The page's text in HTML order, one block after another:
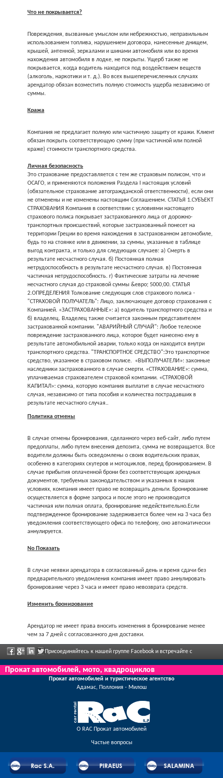
Что не покрывается?
Повреждения, вызванные умыслом или небрежностью, неправильным
использованием топлива, нарушением договора, нанесенные днищем,
крышей, антенной, зеркалами и шинами автомобиля или во время
нахождения автомобиля в лодке, не покрыты. Ущерб также не
покрывается, когда водитель находится под воздействием веществ
(алкоголь, наркотики и т. д.). Во всех вышеперечисленных случаях
арендатор обязан возместить полную стоимость ущерба независимо от
суммы.
Кража
Компания не предлагает полную или частичную защиту от кражи. Клиент
обязан покрыть соответствующую сумму (при частичной или полной
краже) стоимости транспортного средства.
Личная безопасность
Это страхование предоставляется с тем же страховым полисом, что и
ОСАГО, и применяются положения Раздела I настоящих условий
(обязательное страхование автогражданской ответственности), если они
не отменены и не изменены настоящим Соглашением. СТАТЬЯ 1.СУБЪЕКТ
СТРАХОВАНИЯ Компания в соответствии с условиями настоящего
страхового полиса покрывает застрахованного лица от дорожно-
транспортных происшествий, которые застрахованный понесет на
территории Греции во время нахождения в застрахованном автомобиле,
будь то на стоянке или в движении, за суммы, указанные в таблице
выгод контракта, и только для следующих случаев: а) Смерть в
результате несчастного случая. б) Постоянная полная
нетрудоспособность в результате несчастного случая. в) Постоянная
частичная нетрудоспособность. г) Фактические затраты на лечение
несчастного случая до страховой суммы &евро; 5000,00. СТАТЬЯ
2.ОПРЕДЕЛЕНИЯ Толкование следующих слов страхового полиса -
"СТРАХОВОЙ ПОЛУЧАТЕЛЬ": Лицо, заключающее договор страхования с
Компанией. «ЗАСТРАХОВАННЫЕ»: а) водитель транспортного средства и
б) владелец. Владелец также считается законным представителем
застрахованной компании. "АВАРИЙНЫЙ СЛУЧАЙ": Любое телесное
повреждение застрахованного лица, которое будет нанесено ему в
результате автомобильной аварии, только когда он находится внутри
транспортного средства. "ТРАНСПОРТНОЕ СРЕДСТВО":Это транспортное
средство, указанное в страховом полисе. «ВЫПОЛУЧАТЕЛИ»: законные
наследники застрахованного в случае смерти. «СТРАХОВАНИЕ»: сумма,
уплачиваемая страхователем страховой компании. «СТРАХОВОЙ
КАПИТАЛ»: сумма, которую компания выплатит в случае несчастного
случая, независимо от типа пособия и количества пострадавших в
результате несчастного случая..
Политика отмены
В случае отмены бронирования, сделанного через веб-сайт, либо путем
предоплаты, либо путем внесения депозита, сумма не возвращается. Все
водители должны быть осведомлены о своих водительских правах,
особенно в категориях скутеров и мотоциклов, перед бронированием. В
случае прибытия оплаченной брони без соответствующих арендных
документов, требуемых законодательством и указанных в наших
условиях, компания имеет право не возвращать деньги. Бронирование
осуществляется в форме запроса и после этого не производится
частичная или полная оплата, бронирование недействительно.Если
подтвержденное бронирование задерживается более чем на 3 часа без
уведомления соответствующего офиса по телефону, оно автоматически
аннулируется.
Νο Показать
В случае неявки арендатора в согласованный день и время сдачи без
предварительного уведомления компания имеет право аннулировать
бронирование через 3 часа и имеет право невозврата средств.
Изменить бронирование
Арендатор не имеет права вносить изменения в бронирование менее
чем за 7 дней с согласованного дня доставки.
Присоединяйтесь к нашей группе Facebook и встречайте с
сотрудниками, отправьте нам ваши отзывы, и воспользуйтесь грандиозными
скидками и предложениями, которые регулярно объявлены.
Прокат автомобилей, мото, квадроциклов
Прокат автомобилей и туристическое агентство
Адамас, Поллония - Милош
О RAC Прокат автомобилей
Частые вопросы